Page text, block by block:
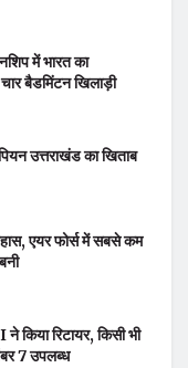
में भारत का
बैडमिंटन खिलाड़ी
उत्तराखंड का खिताब
एयर फोर्स में सबसे कम
किया रिटायर, किसी भी
7 उपलब्ध